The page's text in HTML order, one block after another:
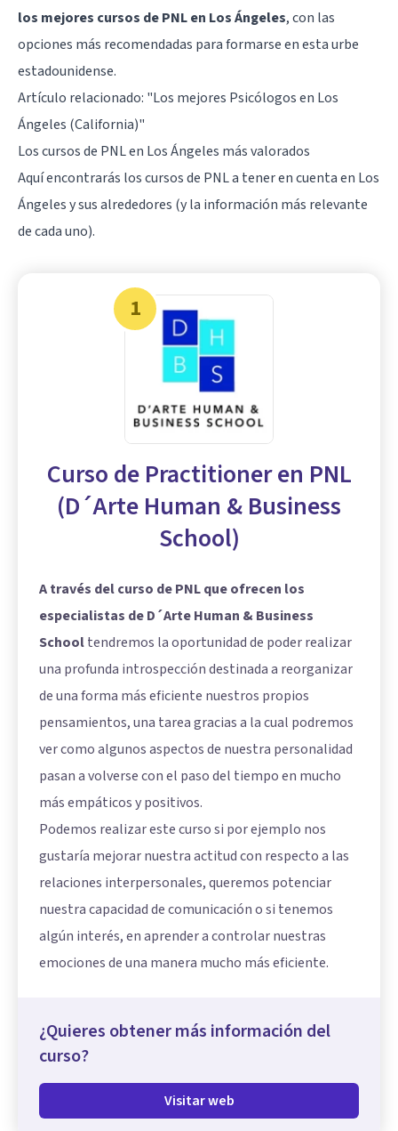
los mejores cursos de PNL en Los Ángeles, con las
opciones más recomendadas para formarse en esta urbe
estadounidense.
Artículo relacionado: "Los mejores Psicólogos en Los
Ángeles (California)"
Los cursos de PNL en Los Ángeles más valorados
Aquí encontrarás los cursos de PNL a tener en cuenta en Los
Ángeles y sus alrededores (y la información más relevante
de cada uno).
1
Curso de Practitioner en PNL
(D´Arte Human & Business
School)
A través del curso de PNL que ofrecen los
especialistas de D´Arte Human & Business
Schooltendremos la oportunidad de poder realizar
una profunda introspección destinada a reorganizar
de una forma más eficiente nuestros propios
pensamientos, una tarea gracias a la cual podremos
ver como algunos aspectos de nuestra personalidad
pasan a volverse con el paso del tiempo en mucho
más empáticos y positivos.
Podemos realizar este curso si por ejemplo nos
gustaría mejorar nuestra actitud con respecto a las
relaciones interpersonales, queremos potenciar
nuestra capacidad de comunicación o si tenemos
algún interés, en aprender a controlar nuestras
emociones de una manera mucho más eficiente.
¿Quieres obtener más información del
curso?
Visitar web